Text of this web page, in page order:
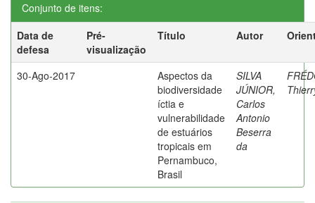
Conjunto de itens:
Data de
defesa
Pré-
visualização
Título Autor
30-Ago-2017
Aspectos da
biodiversidade
íctia e
vulnerabilidade
de estuários
tropicais em
Pernambuco,
Brasil
SILVA
JÚNIOR,
Carlos
Antonio
Beserra
da